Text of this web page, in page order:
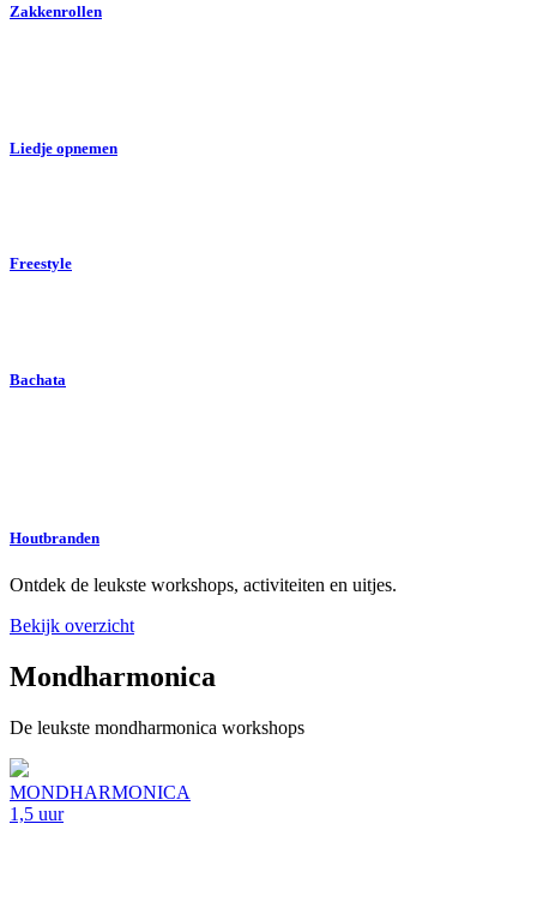
Zakkenrollen
Liedje opnemen
Freestyle
Bachata
Houtbranden
Ontdek de leukste workshops, activiteiten en uitjes.
Bekijk overzicht
Mondharmonica
De leukste mondharmonica workshops
MONDHARMONICA
1,5 uur